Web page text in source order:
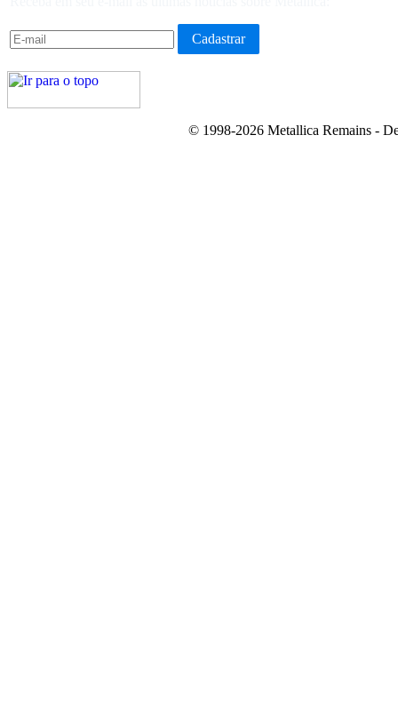
© 1998-2026 Metallica Remains -